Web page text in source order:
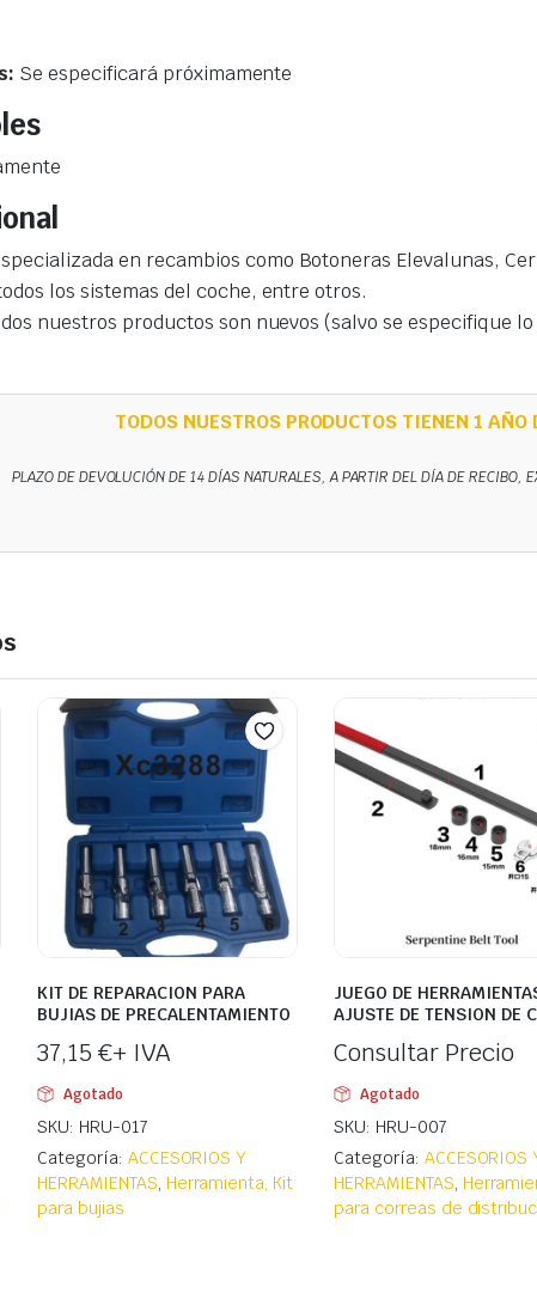
Se especificará próximamente
en recambios como Botoneras Elevalunas,
los sistemas del coche, entre otros.
nuestros productos son nuevos (salvo se especifique
TODOS NUESTROS PRODUCTOS TIENEN 1
PLAZO DE DEVOLUCIÓN DE 14 DÍAS NATURALES, A PARTIR DEL DÍA DE RECIBO,
KIT DE REPARACION PARA
BUJIAS DE PRECALENTAMIENTO
37,15 €+ IVA
Agotado
SKU: HRU-017
Categoría: ACCESORIOS Y
HERRAMIENTAS, Herramienta, Kit
para bujias
JUEGO DE
AJUSTE DE TENSION DE
Consultar Precio
Agotado
SKU: HRU-007
Categoría: ACCESORIOS
HERRAMIENTAS,
para correas de